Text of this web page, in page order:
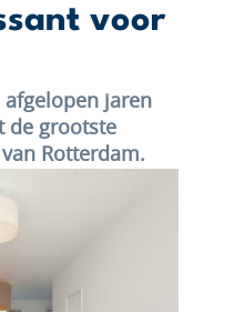
voor
afgelopen jaren
de grootste
Rotterdam.